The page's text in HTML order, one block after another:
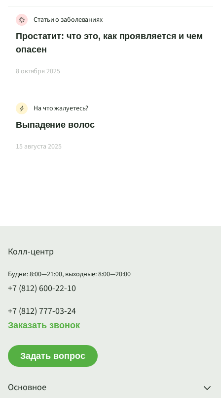
Статьи о заболеваниях
Простатит: что это, как проявляется и чем
опасен
8 октября 2025
На что жалуетесь?
Выпадение волос
15 августа 2025
Основное
Колл-центр
Будни: 8:00—21:00, выходные: 8:00—20:00
+7 (812) 600-22-10
+7 (812) 777-03-24
Заказать звонок
Задать вопрос